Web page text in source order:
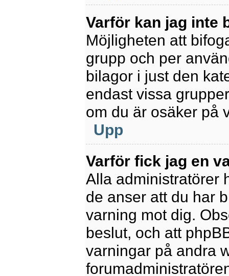
Varför kan jag inte
Möjligheten att
grupp och per
bilagor i just den
endast vissa
om du är osäker på
Upp
Varför fick jag en
Alla administratörer
de anser att du har
varning mot dig.
beslut, och att
varningar på andra